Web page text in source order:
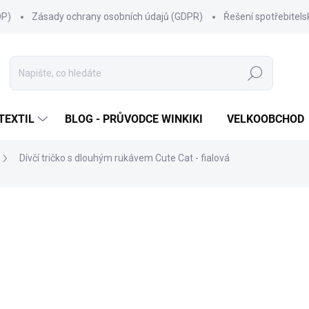
Zásady ochrany osobních údajů (GDPR) Řešení
Hledat
BLOG - PRŮVODCE WINKIKI VELKOOBCHOD
Dívčí tričko s dlouhým rukávem Cute Cat - fialová